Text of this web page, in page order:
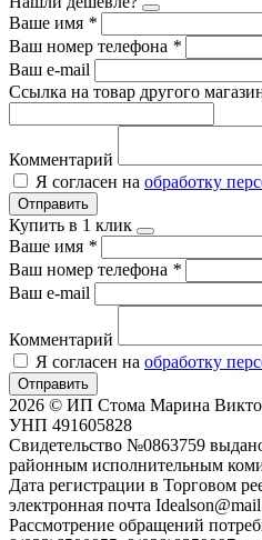
Ваше имя *
Ваш номер телефона *
Ваш e-mail
Ссылка на товар другого
Комментарий
Я согласен на обработку
Отправить
Купить в 1 клик
Ваше имя *
Ваш номер телефона *
Ваш e-mail
Комментарий
Я согласен на обработку
Отправить
2026 © ИП Стома Марина
УНП 491605828
Свидетельство №0863759
районным исполнительным
Дата регистрации в Торговом
электронная почта
Рассмотрение обращений